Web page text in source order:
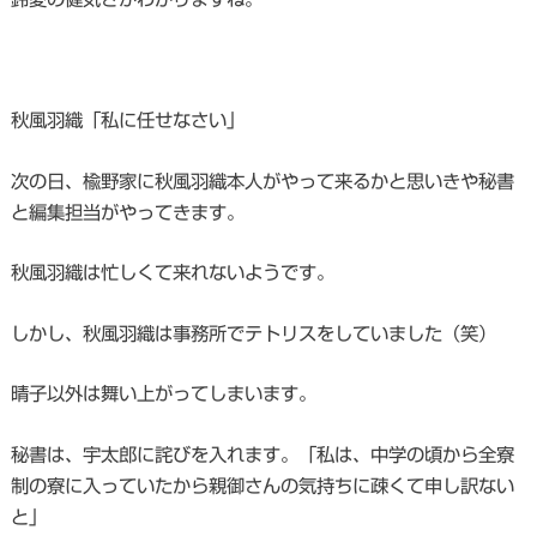
秋風羽織「私に任せなさい」
次の日、楡野家に秋風羽織本人がやって来るかと思いきや秘書
と編集担当がやってきます。
秋風羽織は忙しくて来れないようです。
しかし、秋風羽織は事務所でテトリスをしていました（笑）
晴子以外は舞い上がってしまいます。
秘書は、宇太郎に詫びを入れます。「私は、中学の頃から全寮
制の寮に入っていたから親御さんの気持ちに疎くて申し訳ない
と」